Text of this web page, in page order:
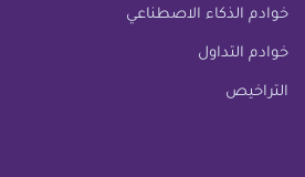
خوادم الذكاء الاصطناعي
خوادم التداول
التراخيص